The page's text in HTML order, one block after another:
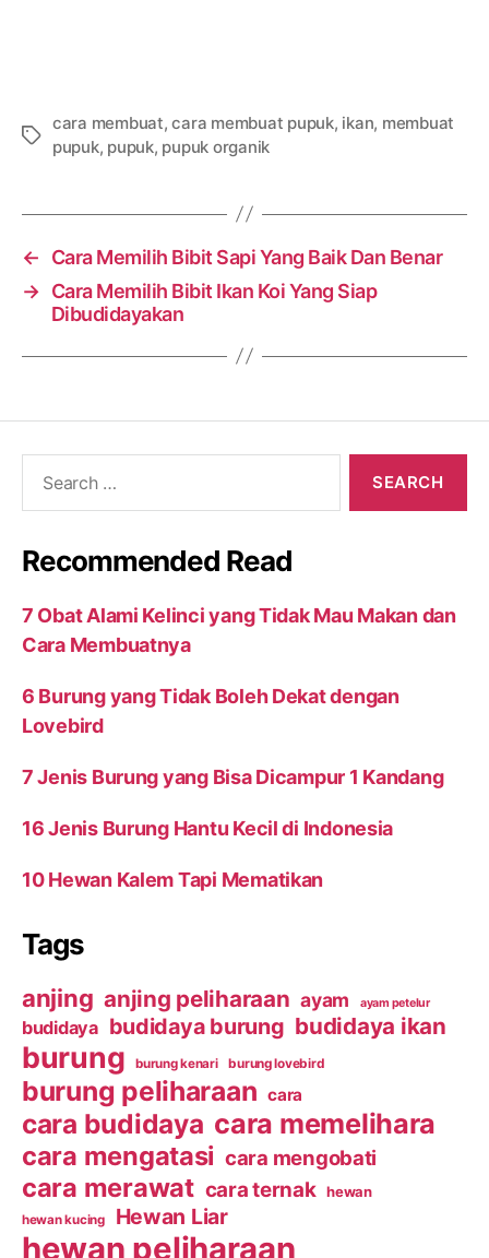
Tags
cara membuat,cara membuat pupuk, ikan, membuat
pupuk, pupuk, pupuk organik
←
Cara Memilih Bibit Sapi Yang Baik Dan Benar
→ Cara Memilih Bibit Ikan Koi Yang Siap
Dibudidayakan
Recommended Read
7 Obat Alami Kelinci yang Tidak Mau Makan dan
Cara Membuatnya
6 Burung yang Tidak Boleh Dekat dengan
Lovebird
7 Jenis Burung yang Bisa Dicampur 1 Kandang
16 Jenis Burung Hantu Kecil di Indonesia
10 Hewan Kalem Tapi Mematikan
Tags
anjing anjing peliharaan ayam ayam petelur
budidaya budidaya burung budidaya ikan
burung burung kenari burung lovebird
burung peliharaan cara
cara budidaya cara memelihara
cara mengatasi cara mengobati
cara merawat cara ternak hewan
hewan kucing Hewan Liar
hewan peliharaan